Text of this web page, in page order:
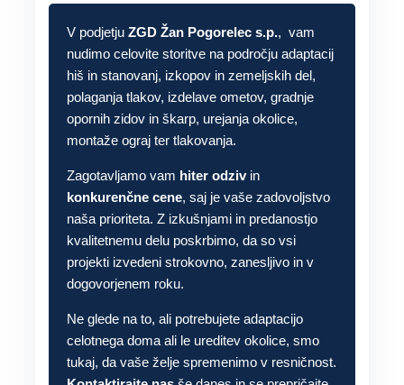
V podjetju ZGD Žan Pogorelec s.p., vam
nudimo celovite storitve na področju adaptacij
hiš in stanovanj, izkopov in zemeljskih del,
polaganja tlakov, izdelave ometov, gradnje
opornih zidov in škarp, urejanja okolice,
montaže ograj ter tlakovanja.
Zagotavljamo vam hiter odzivin
konkurenčne cene, saj je vaše zadovoljstvo
naša prioriteta. Z izkušnjami in predanostjo
kvalitetnemu delu poskrbimo, da so vsi
projekti izvedeni strokovno, zanesljivo in v
dogovorjenem roku.
Ne glede na to, ali potrebujete adaptacijo
celotnega doma ali le ureditev okolice, smo
tukaj, da vaše želje spremenimo v resničnost.